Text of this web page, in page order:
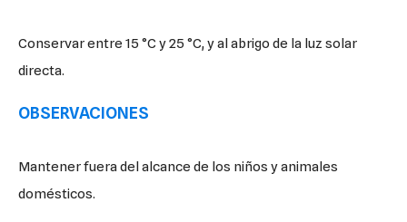
Conservar entre 15 °C y 25 °C, y al abrigo de la luz solar
directa.
OBSERVACIONES
Mantener fuera del alcance de los niños y animales
domésticos.